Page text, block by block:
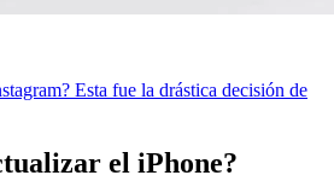
Esta fue la drástica decisión de
el iPhone?